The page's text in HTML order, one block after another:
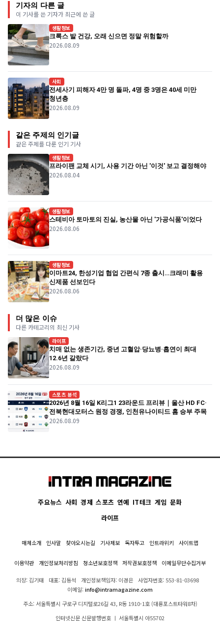
기자의 다른 글
이 기사를 쓴 기자가 최근에 쓴 글
생활정보
크록스 발 건강, 오래 신으면 정말 위험할까
2026.08.09
사회
전세사기 피해자 4만 명 돌파, 4명 중 3명은 40세 미만
청년층
2026.08.09
같은 주제의 인기글
같은 주제를 다룬 인기 기사
생활정보
프라이팬 교체 시기, 사용 기간 아닌 '이것' 보고 결정해야
2026.08.04
생활정보
스테비아 토마토의 진실, 농산물 아닌 '가공식품'이었다
2026.08.06
생활정보
이마트24, 한성기업 협업 간편식 7종 출시…크래미 활용
신제품 선보인다
2026.08.06
더 많은 이슈
다른 카테고리의 최신 기사
라이프
치매 없는 생존기간, 중년 고혈압·당뇨병·흡연이 최대
12.6년 갈랐다
2026.08.09
스포츠 분석
2026년 8월 16일 K리그1 23라운드 프리뷰｜울산 HD FC·
전북현대모터스 원정 경쟁, 인천유나이티드 홈 승부 주목
2026.08.09
주요뉴스 사회 경제 스포츠 연예 IT테크 게임 문화
라이프
매체소개 인사말 찾아오시는길 기사제보 독자투고 인트라위키 사이트맵
이용약관 개인정보처리방침 청소년보호정책 저작권보호정책 이메일무단수집거부
의장: 김기태 대표: 김동석 개인정보책임자: 이경은
사업자번호: 553-81-03698
이메일:info@intramagazine.com
주소: 서울특별시 구로구 디지털로26길 43, R동 1910-1호 (대륭포스트타워8차)
인터넷신문 신문발행번호 ㅣ 서울특별시 아55702